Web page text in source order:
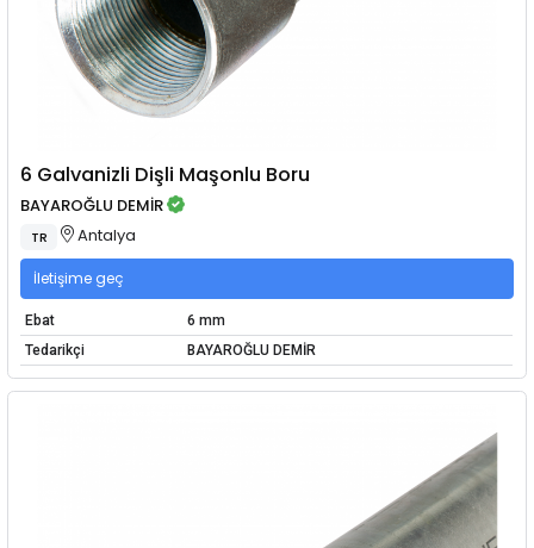
6 Galvanizli Dişli Maşonlu Boru
BAYAROĞLU DEMİR
TR Antalya
İletişime geç
Ebat
6 mm
Tedarikçi
BAYAROĞLU DEMİR